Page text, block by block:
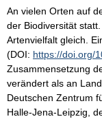
An vielen Orten auf
der Biodiversität
Artenvielfalt gleich.
(DOI: https://doi.org/
Zusammensetzung
verändert als an
Deutschen Zentrum
Halle-Jena-Leipzig,